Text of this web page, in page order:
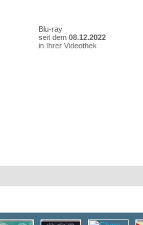
Blu-ray
seit dem 08.12.2022
in Ihrer Videothek